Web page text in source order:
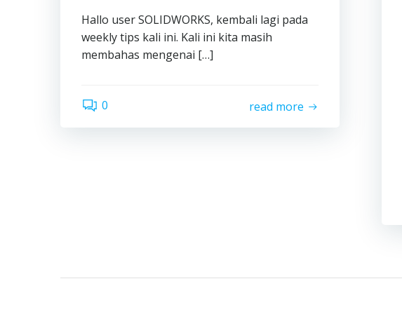
Hallo user SOLIDWORKS, kembali lagi pada
weekly tips kali ini. Kali ini kita masih
membahas mengenai […]
0 read more